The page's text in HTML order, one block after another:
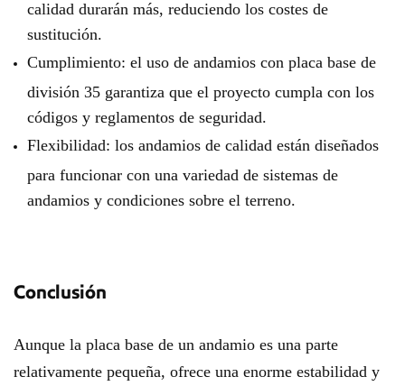
calidad durarán más, reduciendo los costes de
sustitución.
Cumplimiento: el uso de andamios con placa base de
división 35 garantiza que el proyecto cumpla con los
códigos y reglamentos de seguridad.
Flexibilidad: los andamios de calidad están diseñados
para funcionar con una variedad de sistemas de
andamios y condiciones sobre el terreno.
Conclusión
Aunque la placa base de un andamio es una parte
relativamente pequeña, ofrece una enorme estabilidad y